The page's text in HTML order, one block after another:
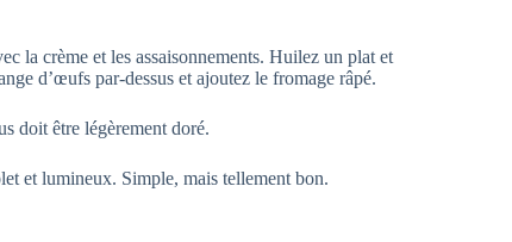
la crème et les assaisonnements. Huilez un plat et
d’œufs par-dessus et ajoutez le fromage râpé.
doit être légèrement doré.
et lumineux. Simple, mais tellement bon.